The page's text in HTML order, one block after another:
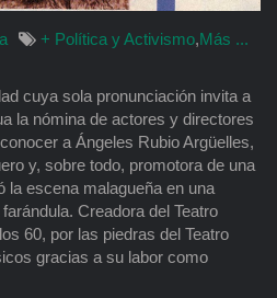
+ Política y Activismo,Más ...
cuya sola pronunciación invita a
la nómina de actores y directores
a Ángeles Rubio Argüelles,
y, sobre todo, promotora de una
la escena malagueña en una
Creadora del Teatro
60, por las piedras del Teatro
gracias a su labor como